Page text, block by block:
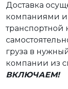
Доставка
компаниями и
груза в
компании из
ВКЛЮЧАЕМ!